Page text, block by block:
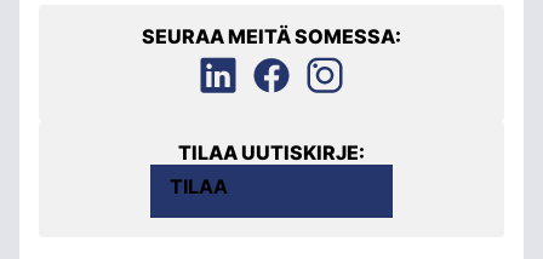
SEURAA MEITÄ SOMESSA:
TILAA UUTISKIRJE:
TILAA